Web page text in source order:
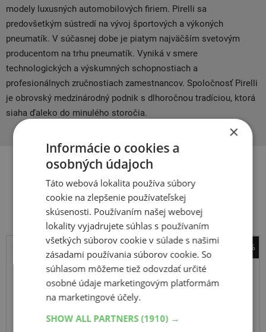
modely luxusných automobilových firiem. Pirelli sa
predovšetkým sústredí na vývoj športových a výkoných
pneumatík. V súčasnej dobe je piatym najväčším svetovým
producentom na trhu pneumatík. Vyniká v smere
technologických a výskumných schopnostiach a
profesionálnych zručnostiach zamestnancov. Spoločnosť Pirelli
je obrovský medzinárodný podnik s dlhoročnou tradíciou, ktorá
siaha ďaleko do minulého storočia.
Súvisiace produkty
-38%
Pirelli
Scorpion Winter
235 55 R19
×
Informácie o cookies a
osobných údajoch
Táto webová lokalita používa súbory
cookie na zlepšenie používateľskej
skúsenosti. Používaním našej webovej
lokality vyjadrujete súhlas s používaním
všetkých súborov cookie v súlade s našimi
zásadami používania súborov cookie. So
súhlasom môžeme tiež odovzdať určité
osobné údaje marketingovým platformám
na marketingové účely.
SHOW ALL PARTNERS(1910) →